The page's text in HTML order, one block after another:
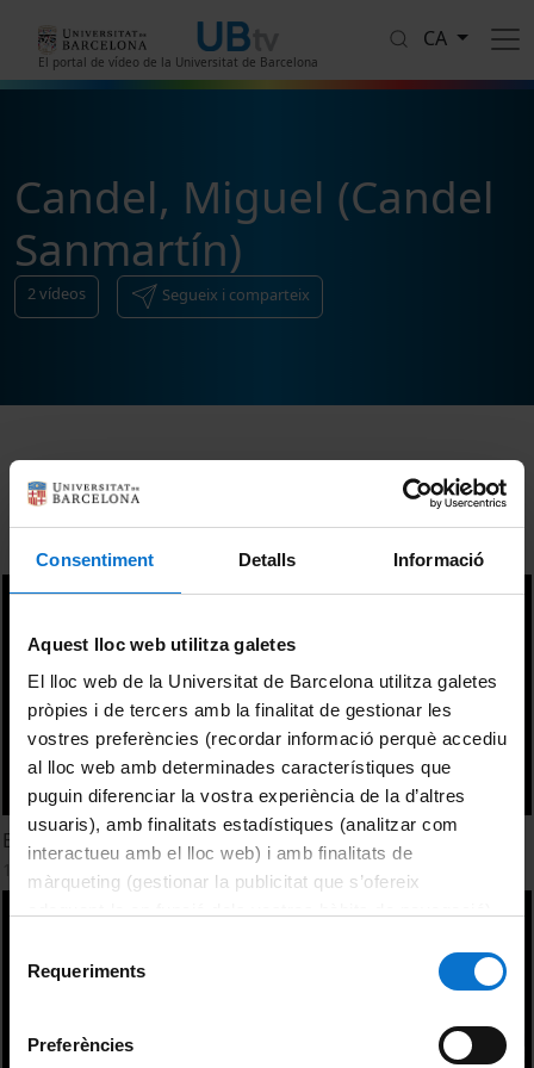
Consentiment Detalls Informació
Aquest lloc web utilitza galetes
El lloc web de la Universitat de Barcelona utilitza galetes
pròpies i de tercers amb la finalitat de gestionar les
vostres preferències (recordar informació perquè accediu
al lloc web amb determinades característiques que
puguin diferenciar la vostra experiència de la d’altres
usuaris), amb finalitats estadístiques (analitzar com
interactueu amb el lloc web) i amb finalitats de
màrqueting (gestionar la publicitat que s’ofereix
consultar laPolítica de galetes del lloc web de la
Requeriments
Preferències
El portal de vídeo de la Universitat de Barcelona
CA
Candel, Miguel (Candel
Sanmartín)
2vídeos Segueix i comparteix
Ordenar
El paper de l'autor en l'Edat Mitjana per Miquel Candel